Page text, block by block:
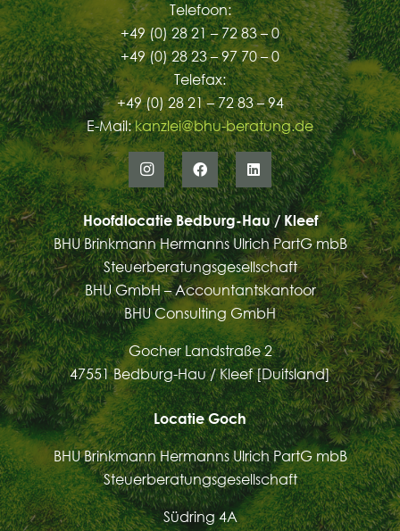
Telefoon:
+49 (0) 28 21 – 72 83 – 0
+49 (0) 28 23 – 97 70 – 0
Telefax:
+49 (0) 28 21 – 72 83 – 94
E-Mail:kanzlei@bhu-beratung.de
Hoofdlocatie Bedburg-Hau / Kleef
BHU Brinkmann Hermanns Ulrich PartG mbB
Steuerberatungsgesellschaft
BHU GmbH – Accountantskantoor
BHU Consulting GmbH
Gocher Landstraße 2
47551 Bedburg-Hau / Kleef [Duitsland]
Locatie Goch
BHU Brinkmann Hermanns Ulrich PartG mbB
Steuerberatungsgesellschaft
Südring 4A